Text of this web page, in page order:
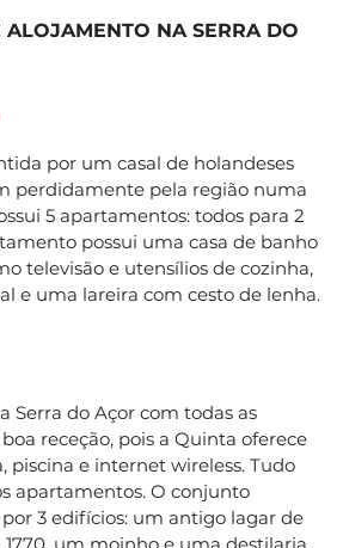
ALOJAMENTO NA SERRA DO
por um casal de holandeses
perdidamente pela região numa
5 apartamentos: todos para 2
possui uma casa de banho
televisão e utensílios de cozinha,
e uma lareira com cesto de lenha.
Serra do Açor com todas as
receção, pois a Quinta oferece
piscina e internet wireless. Tudo
apartamentos. O conjunto
3 edifícios: um antigo lagar de
um moinho e uma destilaria.